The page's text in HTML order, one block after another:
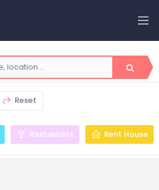
Reset
Restaurant Rent House